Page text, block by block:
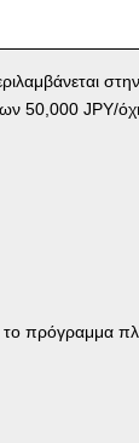
στην
50,000 JPY/
το πρόγραμμα